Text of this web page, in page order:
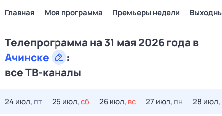
Главная Моя программа Премьеры недели
Телепрограмма на 31 мая 2026 года в
Ачинске
:
все ТВ-каналы
24 июл, пт 25 июл,сб 26 июл, вс 27 июл, пн 28 июл,